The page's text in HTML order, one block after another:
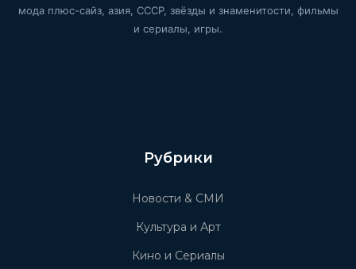
мода плюс-сайз, азия, СССР, звёзды и знаменитости, фильмы
и сериалы, игры.
Рубрики
Новости & СМИ
Культура и Арт
Кино и Сериалы